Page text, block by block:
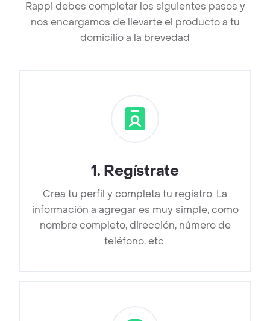
Rappi debes completar los siguientes pasos y
nos encargamos de llevarte el producto a tu
domicilio a la brevedad
1. Regístrate
Crea tu perfil y completa tu registro. La
información a agregar es muy simple, como
nombre completo, dirección, número de
teléfono, etc.